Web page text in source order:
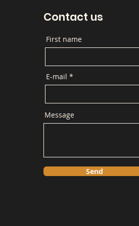
Contact us
First name
E-mail
Message
Send